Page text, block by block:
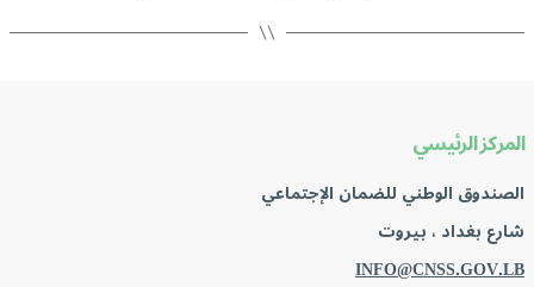
المركز الرئيسي
الصندوق الوطني للضمان الإجتماعي
شارع بغداد ، بيروت
INFO@CNSS.GOV.LB